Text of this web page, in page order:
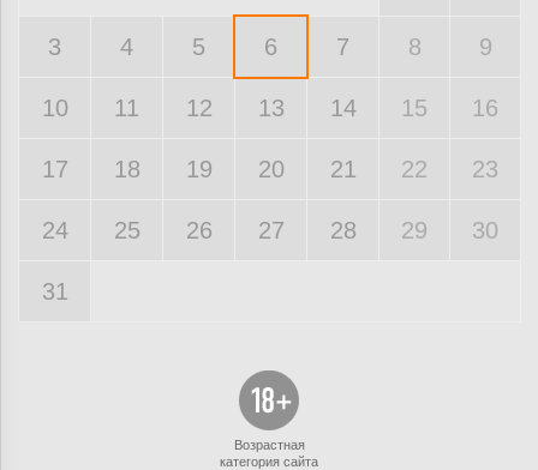
3 4 5 6 7 8 9
10 11 12 13 14 15 16
17 18 19 20 21 22 23
24 25 26 27 28 29 30
31
Возрастная
категория сайта